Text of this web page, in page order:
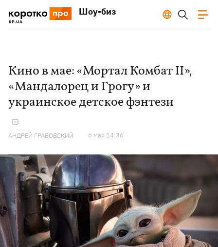
Шоу-биз
Кино в мае: «Мортал Комбат II»,
«Мандалорец и Грогу» и
украинское детское фэнтези
АНДРЕЙ ГРАБОВСКИЙ 6 мая 14:36